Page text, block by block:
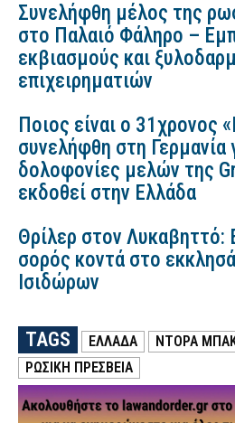
Συνελήφθη μέλος της
στο Παλαιό Φάληρο –
εκβιασμούς και
επιχειρηματιών
Ποιος είναι ο 31χρονος
συνελήφθη στη Γερμανία
δολοφονίες μελών της
εκδοθεί στην Ελλάδα
Θρίλερ στον Λυκαβηττό:
σορός κοντά στο
Ισιδώρων
TAGS ΕΛΛΑΔΑ ΝΤΟΡΑ
ΡΩΣΙΚΗ ΠΡΕΣΒΕΙΑ